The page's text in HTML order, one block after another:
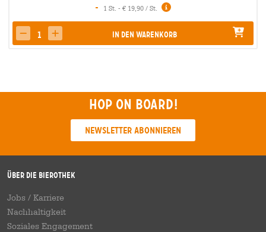
-
1 St. - € 19,90 / St.
decrease quantity
increase quantityIn den Warenkorb
Hop on board!
Newsletter abonnieren
Über die Bierothek
Jobs / Karriere
Nachhaltigkeit
Soziales Engagement